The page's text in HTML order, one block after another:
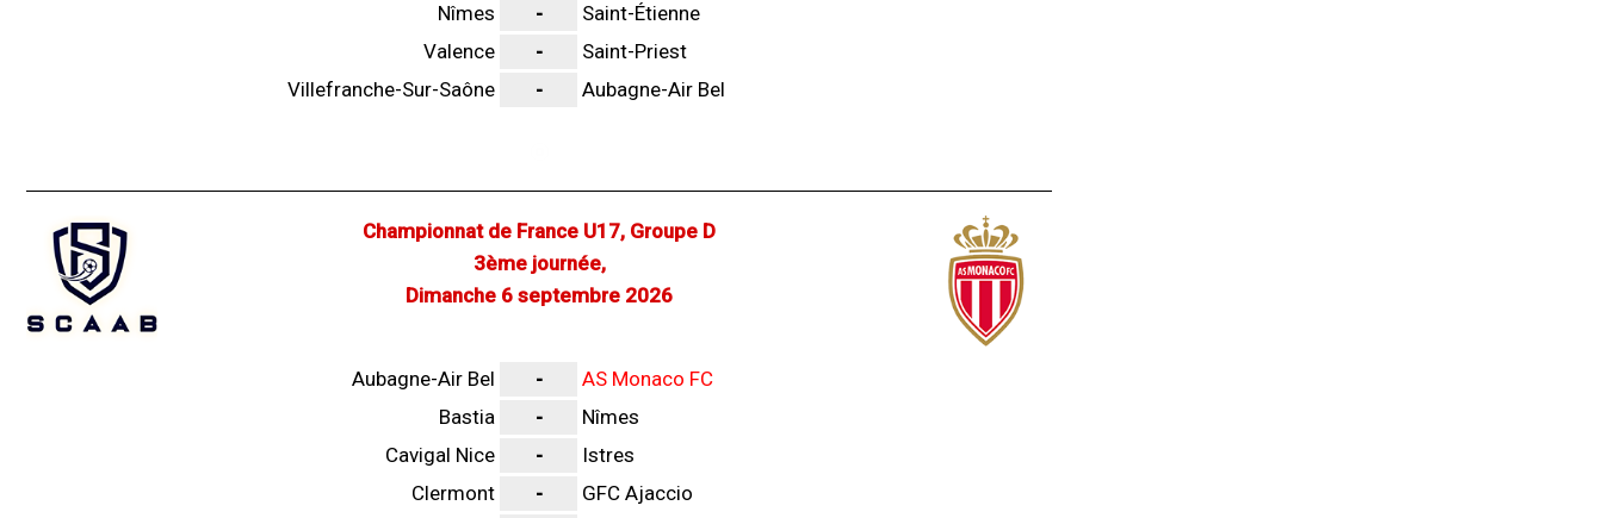
Nîmes
-
Saint-Étienne
Valence
-
Saint-Priest
Villefranche-Sur-Saône
- Aubagne-Air Bel
Championnat de France U17, Groupe D
3ème journée,
Dimanche 6 septembre 2026
Aubagne-Air Bel -
AS Monaco FC
Bastia
-
Nîmes
Cavigal Nice
-
Istres
Clermont
-
GFC Ajaccio